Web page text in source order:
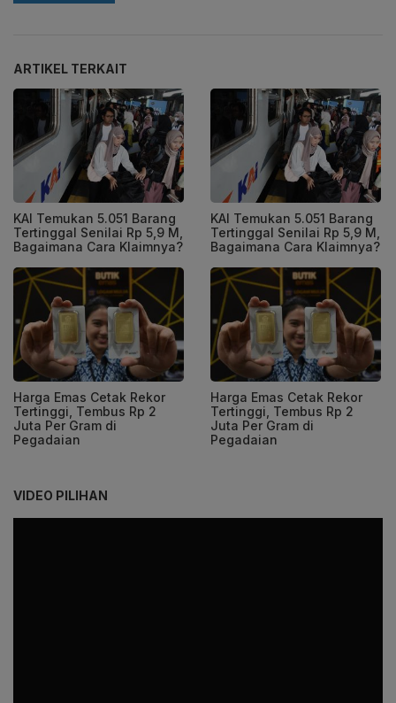
ARTIKEL TERKAIT
KAI Temukan 5.051 Barang
Tertinggal Senilai Rp 5,9 M,
Bagaimana Cara Klaimnya?
KAI Temukan 5.051 Barang
Tertinggal Senilai Rp 5,9 M,
Bagaimana Cara Klaimnya?
Harga Emas Cetak Rekor
Tertinggi, Tembus Rp 2
Juta Per Gram di
Pegadaian
Harga Emas Cetak Rekor
Tertinggi, Tembus Rp 2
Juta Per Gram di
Pegadaian
VIDEO PILIHAN